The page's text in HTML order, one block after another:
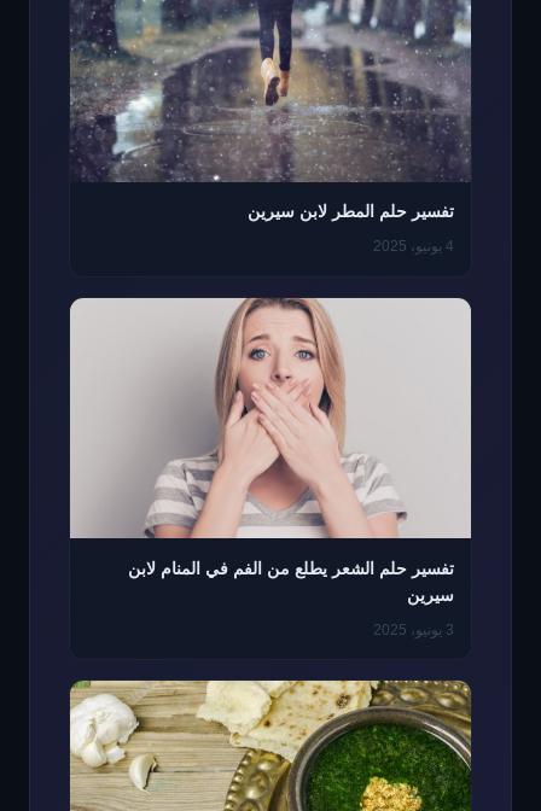
تفسير حلم المطر لابن سيرين
4 يونيو، 2025
تفسير حلم الشعر يطلع من الفم في المنام لابن
سيرين
3 يونيو، 2025